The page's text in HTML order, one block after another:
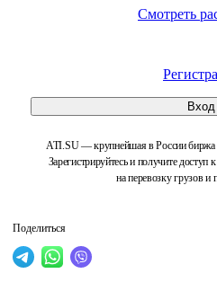
Смотреть
Вход
ATI.SU — крупнейшая в России биржа
Зарегистрируйтесь и получите доступ
на перевозку грузов и
Поделиться